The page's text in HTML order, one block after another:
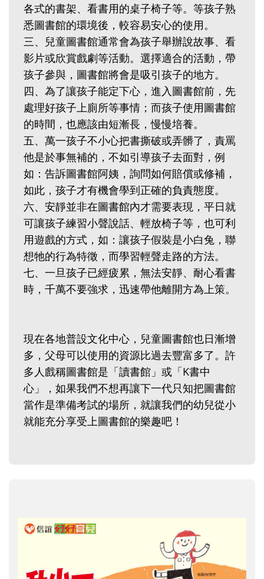
各式的書架、看書用的桌子椅子等。等孩子熟
悉圖書館的環境後，較容易安心的使用。
三、兒童圖書館通常會為孩子舉辦說故事、看
影片或欣賞戲劇等活動。選擇適合的活動，帶
孩子參與，圖書館將會是吸引孩子的地方。
四、為了讓孩子能定下心，進入圖書館前，先
處理好孩子上廁所等事情；而孩子使用圖書館
的時間，也應該由短漸長，慢慢培養。
五、萬一孩子不小心把書撕破或弄髒了，責罵
他是於事無補的，不如引導孩子去面對，例
如：告訴圖書館阿姨，詢問如何賠償或修補，
如此，孩子才有機會學到正確的負責態度。
六、安靜並非在圖書館內才需要表現，平日就
可讓孩子練習小聲說話、輕放椅子等，也可利
用遊戲的方式，如：讓孩子假裝是小白兔，聯
想牠的行為特徵，而學習輕聲走路的方法。
七、一旦孩子已經疲累，無法安靜、耐心看書
時，千萬不要強求，迅速帶他離開方為上策。
現在各地普設文化中心，兒童圖書館也日漸增
多，父母可以使用的資源比過去豐富多了。許
多人戲稱圖書館是「讀書館」或「K書中
心」，如果我們不想再讓下一代只知把圖書館
當作是準備考試的場所，就讓我們的幼兒從小
就能充分享受上圖書館的樂趣吧！